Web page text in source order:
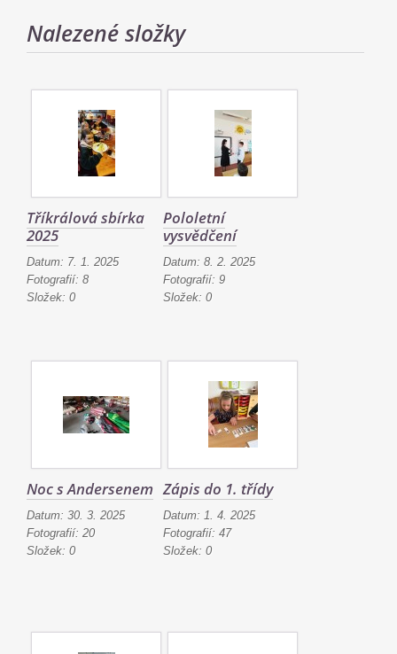
Nalezené složky
Tříkrálová sbírka
2025
Datum: 7. 1. 2025
Fotografií: 8
Složek: 0
Pololetní
vysvědčení
Datum: 8. 2. 2025
Fotografií: 9
Složek: 0
Noc s Andersenem
Datum: 30. 3. 2025
Fotografií: 20
Složek: 0
Zápis do 1. třídy
Datum: 1. 4. 2025
Fotografií: 47
Složek: 0